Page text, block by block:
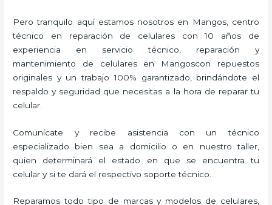
Pero tranquilo aquí estamos nosotros en Mangos, centro
técnico en reparación de celulares con 10 años de
experiencia en servicio técnico, reparación y
mantenimiento de celulares en Mangoscon repuestos
originales y un trabajo 100% garantizado, brindándote el
respaldo y seguridad que necesitas a la hora de reparar tu
celular.
Comunícate y recibe asistencia con un técnico
especializado bien sea a domicilio o en nuestro taller,
quien determinará el estado en que se encuentra tu
celular y si te dará el respectivo soporte técnico.
Reparamos todo tipo de marcas y modelos de celulares,